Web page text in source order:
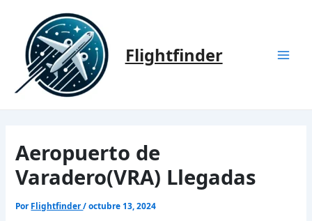
contenido
Flightfinder
Aeropuerto de
Varadero(VRA) Llegadas
Por Flightfinder/octubre 13, 2024